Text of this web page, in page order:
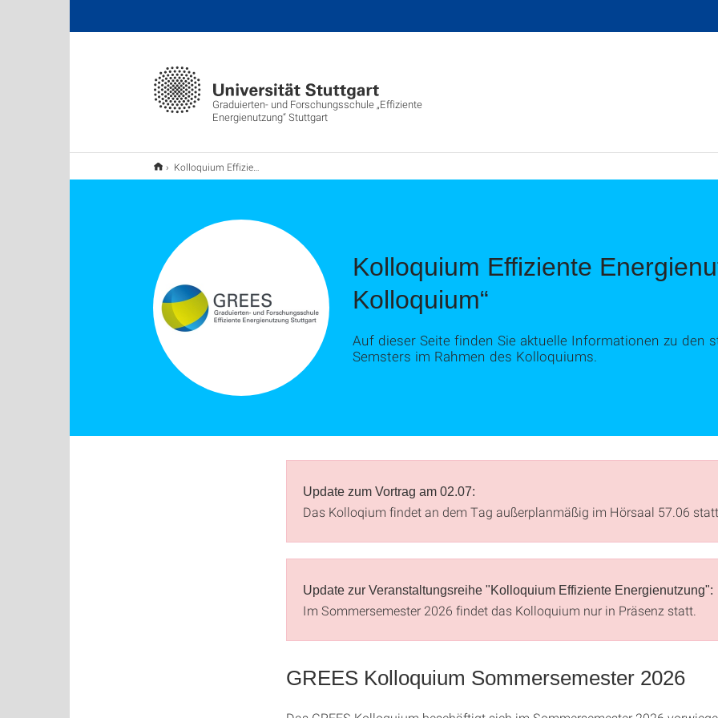
Graduierten- und Forschungsschule „Effiziente
Energienutzung“ Stuttgart
Kolloquium Effiziente Energienutzung
Kolloquium Effiziente
Kolloquium“
Auf dieser Seite finden Sie aktuelle Informationen zu den
Semsters im Rahmen des Kolloquiums.
Update zum Vortrag am 02.07:
Das Kolloqium findet an dem Tag außerplanmäßig im Hörsaal 57.06 statt.
Update zur Veranstaltungsreihe "Kolloquium Effiziente Energienutzung":
Im Sommersemester 2026 findet das Kolloquium nur in Präsenz statt.
GREES Kolloquium Sommersemester 2026